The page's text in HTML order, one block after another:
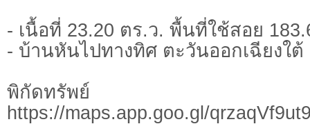
- เนื้อที่ 23.20 ตร.ว. พื้นที่ใช้สอย
- บ้านหันไปทางทิศ ตะวันออกเฉียงใต้
พิกัดทรั
https://maps.app.goo.gl/